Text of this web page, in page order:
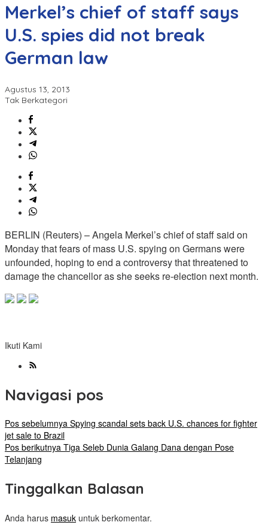
Merkel’s chief of staff says
U.S. spies did not break
German law
Agustus 13, 2013
Tak Berkategori
BERLIN (Reuters) – Angela Merkel’s chief of staff said on
Monday that fears of mass U.S. spying on Germans were
unfounded, hoping to end a controversy that threatened to
damage the chancellor as she seeks re-election next month.
Ikuti Kami
Navigasi pos
Pos sebelumnya Spying scandal sets back U.S. chances for fighter
jet sale to Brazil
Pos berikutnya Tiga Seleb Dunia Galang Dana dengan Pose
Telanjang
Tinggalkan Balasan
Anda harus masuk untuk berkomentar.